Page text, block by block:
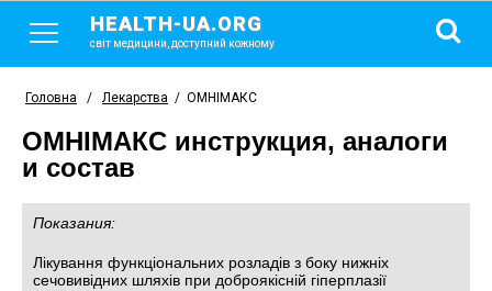
HEALTH-UA.ORG
світ медицини, доступний кожному
Головна / Лекарства / ОМНІМАКС
ОМНІМАКС инструкция, аналоги
и состав
Показания:
Лікування функціональних розладів з боку нижніх
сечовивідних шляхів при доброякісній гіперплазії